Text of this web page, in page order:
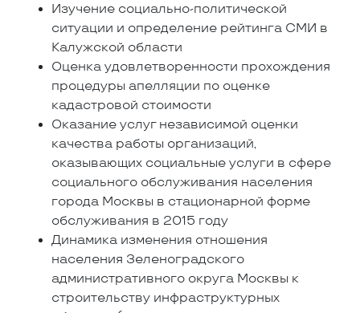
Изучение социально-политической
ситуации и определение рейтинга СМИ в
Калужской области
Оценка удовлетворенности прохождения
процедуры апелляции по оценке
кадастровой стоимости
Оказание услуг независимой оценки
качества работы организаций,
оказывающих социальные услуги в сфере
социального обслуживания населения
города Москвы в стационарной форме
обслуживания в 2015 году
Динамика изменения отношения
населения Зеленоградского
административного округа Москвы к
строительству инфраструктурных